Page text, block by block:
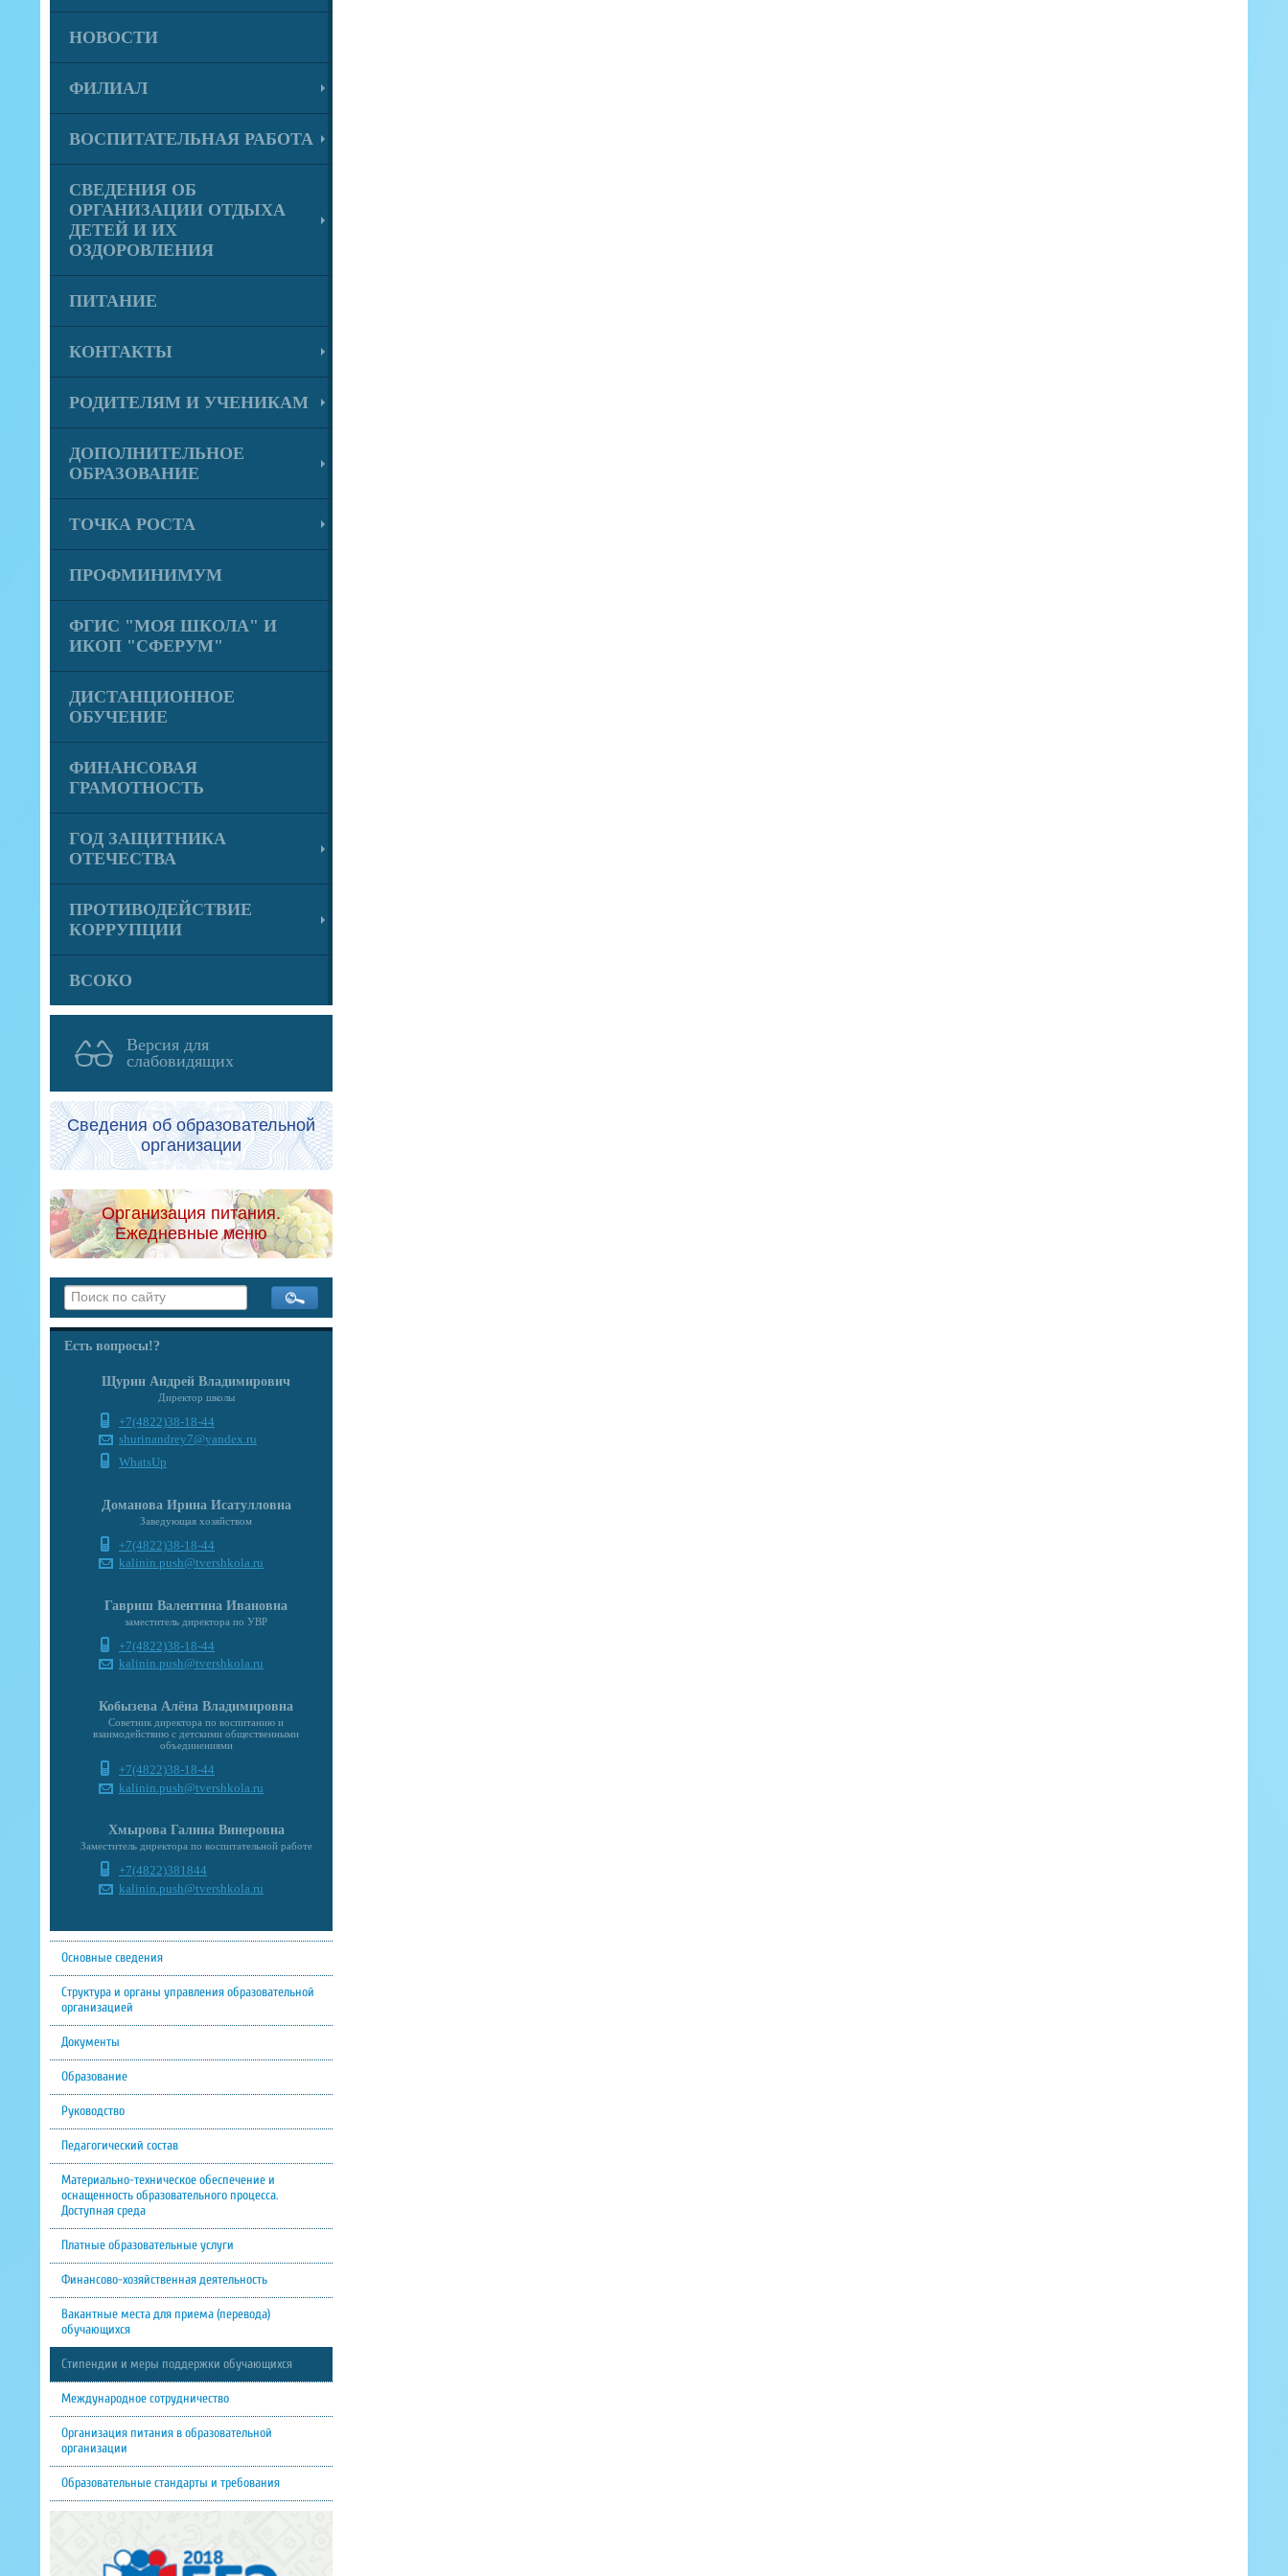
НОВОСТИ
ФИЛИАЛ
ВОСПИТАТЕЛЬНАЯ РАБОТА
СВЕДЕНИЯ ОБ
ОРГАНИЗАЦИИ ОТДЫХА
ДЕТЕЙ И ИХ
ОЗДОРОВЛЕНИЯ
ПИТАНИЕ
КОНТАКТЫ
РОДИТЕЛЯМ И УЧЕНИКАМ
ДОПОЛНИТЕЛЬНОЕ
ОБРАЗОВАНИЕ
ТОЧКА РОСТА
ПРОФМИНИМУМ
ФГИС "МОЯ ШКОЛА" И
ИКОП "СФЕРУМ"
ДИСТАНЦИОННОЕ
ОБУЧЕНИЕ
ФИНАНСОВАЯ
ГРАМОТНОСТЬ
ГОД ЗАЩИТНИКА
ОТЕЧЕСТВА
ПРОТИВОДЕЙСТВИЕ
КОРРУПЦИИ
ВСОКО
Версия для
слабовидящих
Сведения об образовательной
организации
Организация питания.
Ежедневные меню
Есть вопросы!?
Щурин Андрей Владимирович
Директор школы
+7(4822)38-18-44
shurinandrey7@yandex.ru
WhatsUp
Доманова Ирина Исатулловна
Заведующая хозяйством
+7(4822)38-18-44
kalinin.push@tvershkola.ru
Гавриш Валентина Ивановна
заместитель директора по УВР
+7(4822)38-18-44
kalinin.push@tvershkola.ru
Кобызева Алёна Владимировна
Советник директора по воспитанию и
взаимодействию с детскими общественными
объединениями
+7(4822)38-18-44
kalinin.push@tvershkola.ru
Хмырова Галина Винеровна
Заместитель директора по воспитательной работе
+7(4822)381844
kalinin.push@tvershkola.ru
Основные сведения
Структура и органы управления образовательной
организацией
Документы
Образование
Руководство
Педагогический состав
Материально-техническое обеспечение и
оснащенность образовательного процесса.
Доступная среда
Платные образовательные услуги
Финансово-хозяйственная деятельность
Вакантные места для приема (перевода)
обучающихся
Стипендии и меры поддержки обучающихся
Международное сотрудничество
Организация питания в образовательной
организации
Образовательные стандарты и требования